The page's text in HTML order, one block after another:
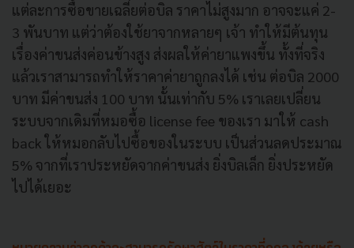
แต่ละการซื้อขายเฉลี่ยต่อบิล ราคาไม่สูงมาก อาจจะแค่ 2-
3 พันบาท แต่ว่าต้องใช้ยาจากหลายๆ เจ้า ทำให้มีต้นทุน
เรื่องค่าขนส่งค่อนข้างสูง ส่งผลให้ค่ายาแพงขึ้น ทั้งที่จริง
แล้วเราสามารถทำให้ราคาค่ายาถูกลงได้ เช่น ต่อบิล 2000
บาท มีค่าขนส่ง 100 บาท นั้นเท่ากับ 5% เราเลยเปลี่ยน
ระบบจากเดิมที่หมอซื้อ license fee ของเรา มาให้ cash
back ให้หมอกลับไปซื้อของในระบบ เป็นส่วนลดประมาณ
5% จากที่เราประหยัดจากค่าขนส่ง ยิ่งบิลเล็ก ยิ่งประหยัด
ไปได้เยอะ